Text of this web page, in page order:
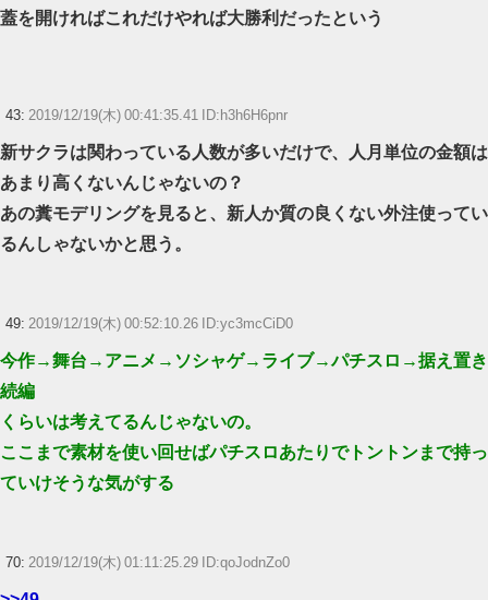
蓋を開ければこれだけやれば大勝利だったという
43: 2019/12/19(木) 00:41:35.41 ID:h3h6H6pnr
新サクラは関わっている人数が多いだけで、人月単位の金額は
あまり高くないんじゃないの？
あの糞モデリングを見ると、新人か質の良くない外注使ってい
るんしゃないかと思う。
49: 2019/12/19(木) 00:52:10.26 ID:yc3mcCiD0
今作→舞台→アニメ→ソシャゲ→ライブ→パチスロ→据え置き
続編
くらいは考えてるんじゃないの。
ここまで素材を使い回せばパチスロあたりでトントンまで持っ
ていけそうな気がする
70: 2019/12/19(木) 01:11:25.29 ID:qoJodnZo0